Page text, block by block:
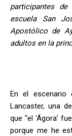
participantes
escuela San
Apostólico de
adultos en la
En el escenario
Lancaster, una
que “el ‘Ágora’
porque me he